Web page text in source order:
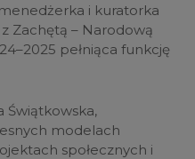
i kuratorka
Zachętą – Narodową
pełniąca funkcję
Świątkowska,
modelach
społecznych i